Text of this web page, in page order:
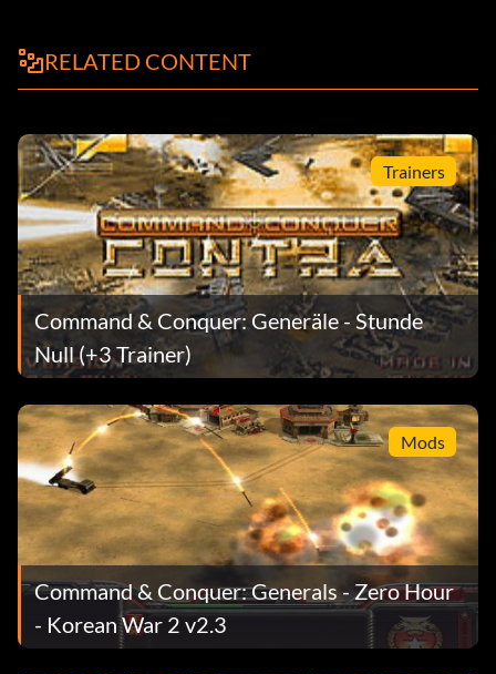
RELATED CONTENT
Trainers
Command & Conquer: Generäle - Stunde
Null (+3 Trainer)
Mods
Command & Conquer: Generals - Zero Hour
- Korean War 2 v2.3